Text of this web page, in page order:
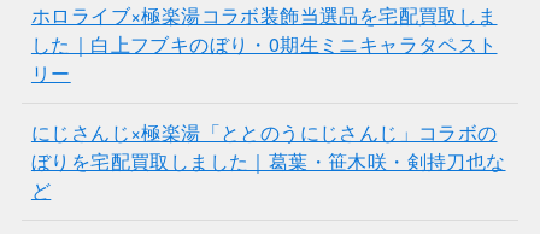
ホロライブ×極楽湯コラボ装飾当選品を宅配買取しま
した｜白上フブキのぼり・0期生ミニキャラタペスト
リー
にじさんじ×極楽湯「ととのうにじさんじ」コラボの
ぼりを宅配買取しました｜葛葉・笹木咲・剣持刀也な
ど